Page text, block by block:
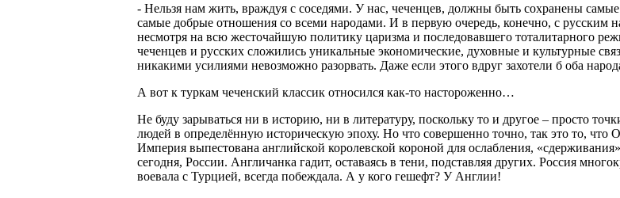
- Нельзя нам жить, враждуя с соседями. У нас, чеченцев, должны быть сохранены
самые добрые отношения со всеми народами. И в первую очередь, конечно, с русским
несмотря на всю жесточайшую политику царизма и последовавшего тоталитарного
чеченцев и русских сложились уникальные экономические, духовные и культурные
никакими усилиями невозможно разорвать. Даже если этого вдруг захотели б оба
А вот к туркам чеченский классик относился как-то настороженно…
Не буду зарываться ни в историю, ни в литературу, поскольку то и другое – просто
людей в определённую историческую эпоху. Но что совершенно точно, так это то, что
Империя выпестована английской королевской короной для ослабления,
сегодня, России. Англичанка гадит, оставаясь в тени, подставляя других. Россия
воевала с Турцией, всегда побеждала. А у кого гешефт? У Англии!